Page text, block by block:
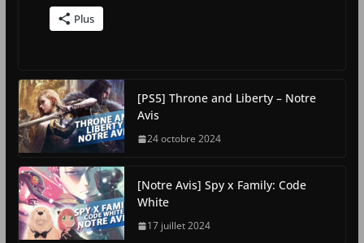
Plus
[PS5] Throne and Liberty – Notre
Avis
24 octobre 2024
[Notre Avis] Spy x Family: Code
White
17 juillet 2024